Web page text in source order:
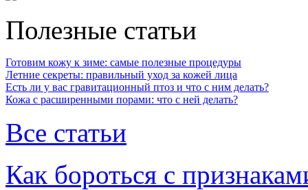
Полезные статьи
Готовим кожу к зиме: самые полезные процедуры
Летние секреты: правильный уход за кожей лица
Есть ли у вас гравитационный птоз и что с ним делать?
Кожа с расширенными порами: что с ней делать?
Все статьи
Как бороться с